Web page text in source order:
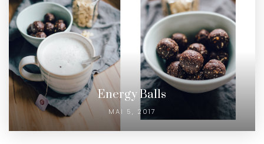
Energy Balls
MAI 5, 2017